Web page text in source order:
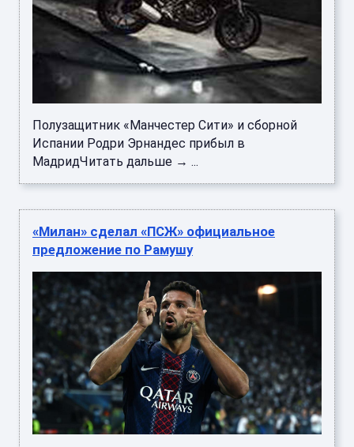
Полузащитник «Манчестер Сити» и сборной
Испании Родри Эрнандес прибыл в
МадридЧитать дальше → ...
«Милан» сделал «ПСЖ» официальное
предложение по Рамушу